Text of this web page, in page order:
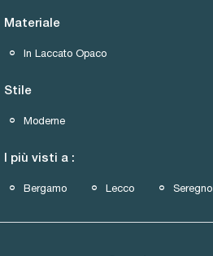
Materiale
In Laccato Opaco
Stile
Moderne
I più visti a :
Bergamo Lecco Seregno